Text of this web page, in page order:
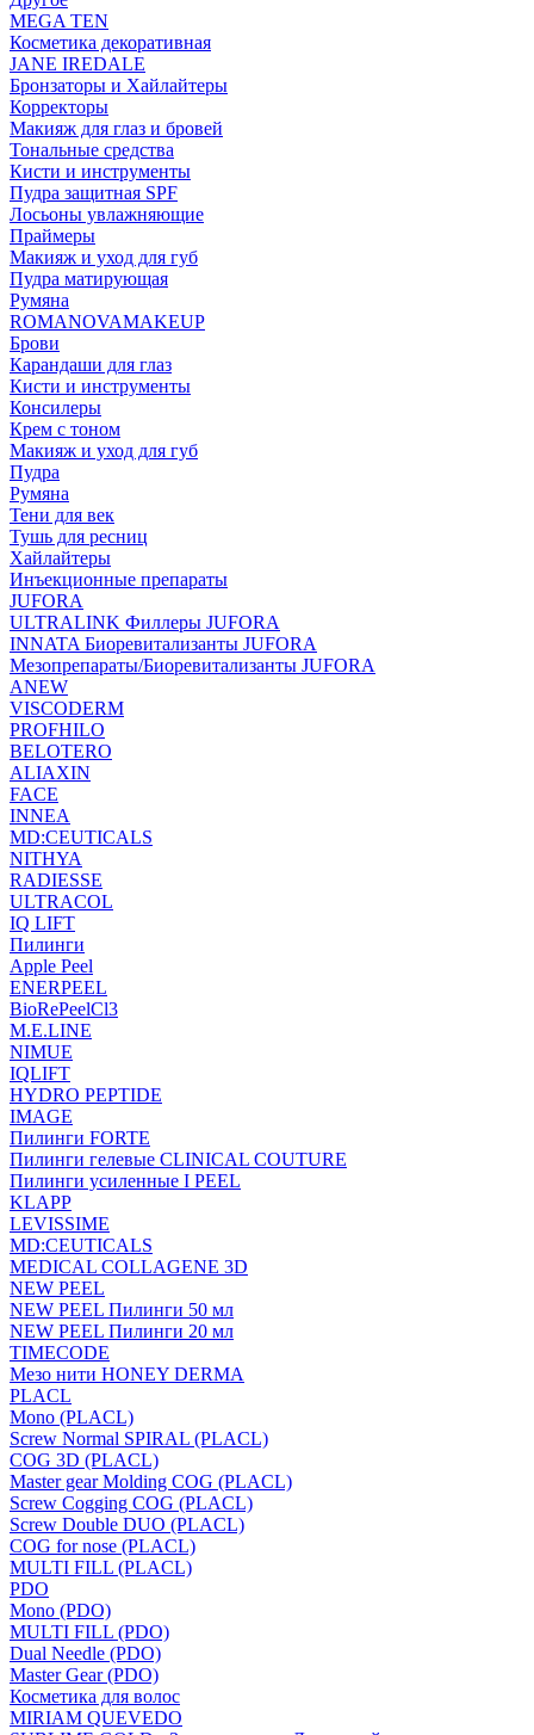
MEGA TEN
Косметика декоративная
JANE IREDALE
Бронзаторы и Хайлайтеры
Корректоры
Макияж для глаз и бровей
Тональные средства
Кисти и инструменты
Пудра защитная SPF
Лосьоны увлажняющие
Праймеры
Макияж и уход для губ
Пудра матирующая
Румяна
ROMANOVAMAKEUP
Брови
Карандаши для глаз
Кисти и инструменты
Консилеры
Крем с тоном
Макияж и уход для губ
Пудра
Румяна
Тени для век
Тушь для ресниц
Хайлайтеры
Инъекционные препараты
JUFORA
ULTRALINK Филлеры JUFORA
INNATA Биоревитализанты JUFORA
Мезопрепараты/Биоревитализанты JUFORA
ANEW
VISCODERM
PROFHILO
BELOTERO
ALIAXIN
FACE
INNEA
MD:CEUTICALS
NITHYA
RADIESSE
ULTRACOL
IQ LIFT
Пилинги
Apple Peel
ENERPEEL
BioRePeelCl3
M.E.LINE
NIMUE
IQLIFT
HYDRO PEPTIDE
IMAGE
Пилинги FORTE
Пилинги гелевые CLINICAL COUTURE
Пилинги усиленные I PEEL
KLAPP
LEVISSIME
MD:CEUTICALS
MEDICAL COLLAGENE 3D
NEW PEEL
NEW PEEL Пилинги 50 мл
NEW PEEL Пилинги 20 мл
TIMECODE
Мезо нити HONEY DERMA
PLACL
Mono (PLACL)
Screw Normal SPIRAL (PLACL)
COG 3D (PLACL)
Master gear Molding COG (PLACL)
Screw Cogging COG (PLACL)
Screw Double DUO (PLACL)
COG for nose (PLACL)
MULTI FILL (PLACL)
PDO
Mono (PDO)
MULTI FILL (PDO)
Dual Needle (PDO)
Master Gear (PDO)
Косметика для волос
MIRIAM QUEVEDO